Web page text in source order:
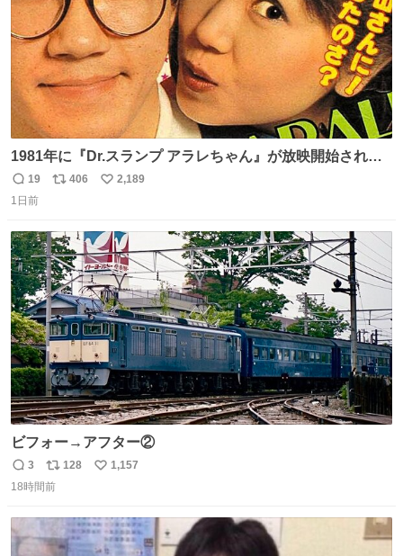
1981年に『Dr.スランプ アラレちゃん』が放映開始された
直後の鳥山明さんと、小山茉美さんです。
返
信
19
リ
ト
数
406
い
数
2,189
1日前
ビフォー→アフター②
返
信
3
リ
ポ
数
128
い
数
1,157
18時間前